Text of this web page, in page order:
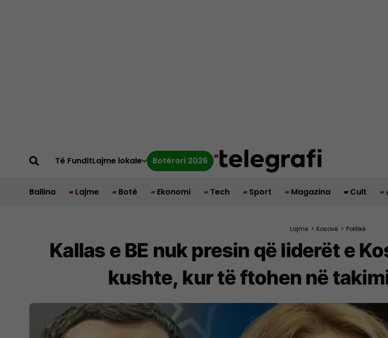
Të FunditLajme lokale Botërori 2026
Ballina Lajme Botë Ekonomi Tech Sport Magazina Cult
Lajme > Kosovë > Politikë
​Kallas e BE nuk presin që liderët e
kushte, kur të ftohen në